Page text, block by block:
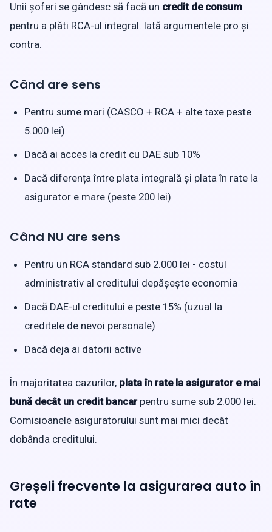
Unii șoferi se gândesc să facă un credit de consum
pentru a plăti RCA-ul integral. Iată argumentele pro și
contra.
Când are sens
Pentru sume mari (CASCO + RCA + alte taxe peste
5.000 lei)
Dacă ai acces la credit cu DAE sub 10%
Dacă diferența între plata integrală și plata în rate la
asigurator e mare (peste 200 lei)
Când NU are sens
Pentru un RCA standard sub 2.000 lei - costul
administrativ al creditului depășește economia
Dacă DAE-ul creditului e peste 15% (uzual la
creditele de nevoi personale)
Dacă deja ai datorii active
În majoritatea cazurilor, plata în rate la asigurator e mai
bună decât un credit bancarpentru sume sub 2.000 lei.
Comisioanele asiguratorului sunt mai mici decât
dobânda creditului.
Greșeli frecvente la asigurarea auto în
rate